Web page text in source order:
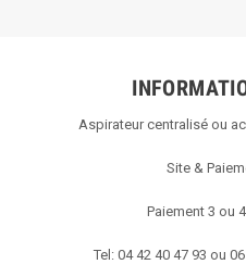
Aspirateur centralisé ou
Site &
Paiement 3 ou
Tel: 04 42 40 47 93 ou